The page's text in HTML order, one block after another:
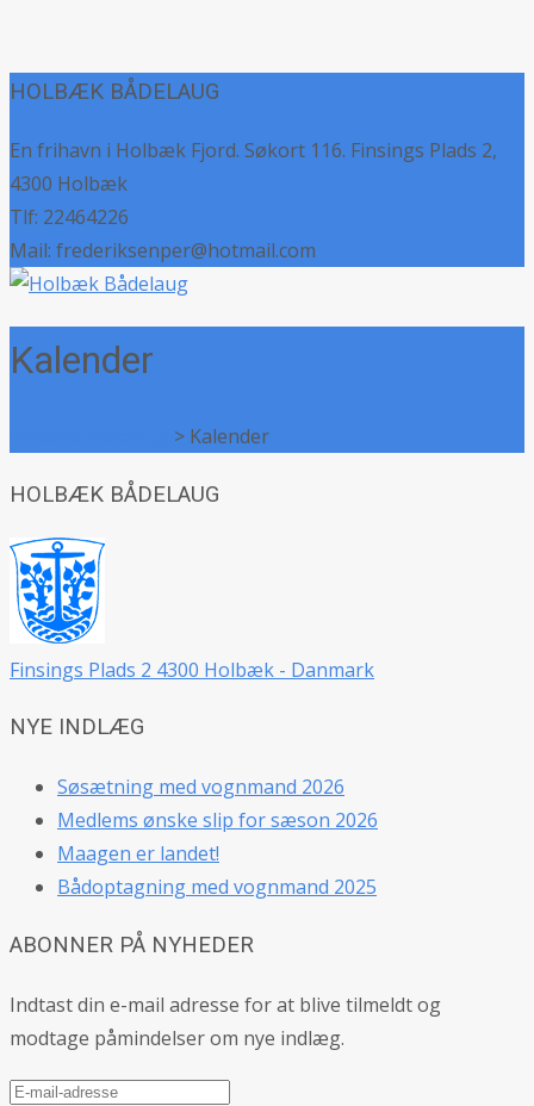
HOLBÆK BÅDELAUG
En frihavn i Holbæk Fjord. Søkort 116. Finsings Plads 2,
4300 Holbæk
Tlf: 22464226
Mail: frederiksenper@hotmail.com
Kalender
> Kalender
HOLBÆK BÅDELAUG
Finsings Plads 2 4300 Holbæk - Danmark
NYE INDLÆG
Søsætning med vognmand 2026
Medlems ønske slip for sæson 2026
Maagen er landet!
Bådoptagning med vognmand 2025
ABONNER PÅ NYHEDER
Indtast din e-mail adresse for at blive tilmeldt og
modtage påmindelser om nye indlæg.
E-